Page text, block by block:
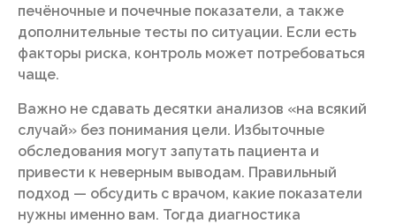
печёночные и почечные показатели, а также
дополнительные тесты по ситуации. Если есть
факторы риска, контроль может потребоваться
чаще.
Важно не сдавать десятки анализов «на всякий
случай» без понимания цели. Избыточные
обследования могут запутать пациента и
привести к неверным выводам. Правильный
подход — обсудить с врачом, какие показатели
нужны именно вам. Тогда диагностика